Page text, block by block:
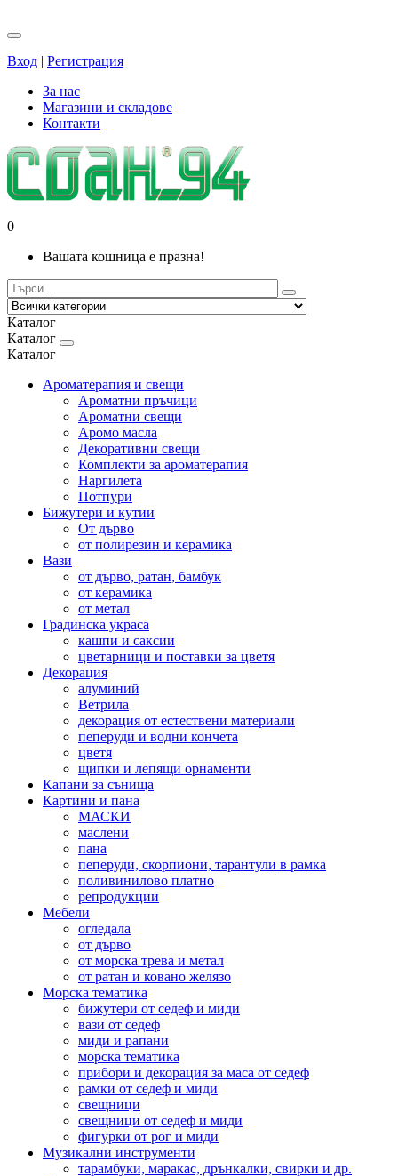
Вход | Регистрация
За нас
Магазини и складове
Контакти
0
Вашата кошница е празна!
Каталог
Каталог
Каталог
Ароматерапия и свещи
Ароматни пръчици
Ароматни свещи
Аромо масла
Декоративни свещи
Комплекти за ароматерапия
Наргилета
Потпури
Бижутери и кутии
От дърво
от полирезин и керамика
Вази
от дърво, ратан, бамбук
от керамика
от метал
Градинска украса
кашпи и саксии
цветарници и поставки за цветя
Декорация
алуминий
Ветрила
декорация от естествени материали
пеперуди и водни кончета
цветя
щипки и лепящи орнаменти
Капани за сънища
Картини и пана
МАСКИ
маслени
пана
пеперуди, скорпиони, тарантули в рамка
поливинилово платно
репродукции
Мебели
огледала
от дърво
от морска трева и метал
от ратан и ковано желязо
Морска тематика
бижутери от седеф и миди
вази от седеф
миди и рапани
морска тематика
прибори и декорация за маса от седеф
рамки от седеф и миди
свещници
свещници от седеф и миди
фигурки от рог и миди
Музикални инструменти
тарамбуки, маракас, дрънкалки, свирки и др.